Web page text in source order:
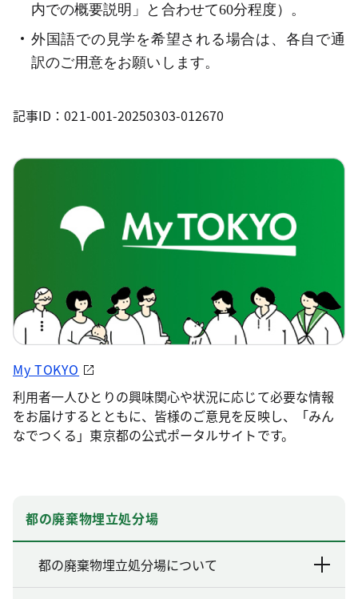
内での概要説明」と合わせて60分程度）。
外国語での見学を希望される場合は、各自で通
訳のご用意をお願いします。
記事ID：021-001-20250303-012670
My TOKYO
利用者一人ひとりの興味関心や状況に応じて必要な情報
をお届けするとともに、皆様のご意見を反映し、「みん
なでつくる」東京都の公式ポータルサイトです。
都の廃棄物埋立処分場
都の廃棄物埋立処分場について